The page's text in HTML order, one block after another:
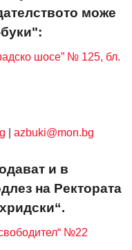
може
шосе” № 125, бл.
azbuki@mon.bg
и в
на Ректората
№22